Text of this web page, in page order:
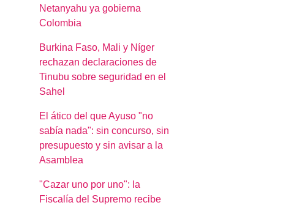
Netanyahu ya gobierna
Colombia
Burkina Faso, Mali y Níger
rechazan declaraciones de
Tinubu sobre seguridad en el
Sahel
El ático del que Ayuso "no
sabía nada": sin concurso, sin
presupuesto y sin avisar a la
Asamblea
"Cazar uno por uno": la
Fiscalía del Supremo recibe